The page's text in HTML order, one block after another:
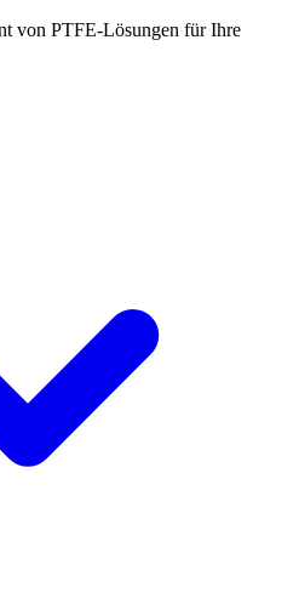
von PTFE-Lösungen für Ihre